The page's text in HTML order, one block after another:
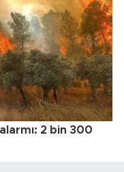
2 bin 300